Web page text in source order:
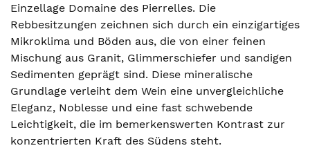
Einzellage Domaine des Pierrelles. Die
Rebbesitzungen zeichnen sich durch ein einzigartiges
Mikroklima und Böden aus, die von einer feinen
Mischung aus Granit, Glimmerschiefer und sandigen
Sedimenten geprägt sind. Diese mineralische
Grundlage verleiht dem Wein eine unvergleichliche
Eleganz, Noblesse und eine fast schwebende
Leichtigkeit, die im bemerkenswerten Kontrast zur
konzentrierten Kraft des Südens steht.